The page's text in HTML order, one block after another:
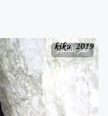
انقر للتكبير